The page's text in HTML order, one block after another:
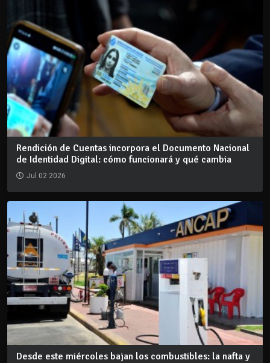
Rendición de Cuentas incorpora el Documento Nacional
de Identidad Digital: cómo funcionará y qué cambia
Jul 02 2026
Desde este miércoles bajan los combustibles: la nafta y